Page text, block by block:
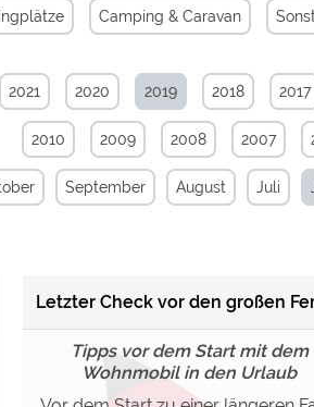
Camping & Caravan
2021 2020 2019 2018 2017
2010 2009 2008 2007
September August Juli
Letzter Check vor den großen
Tipps vor dem Start mit dem
Wohnmobil in den Urlaub
dringend erforderlich. Ohne diese Cookies
Medien
(Videos von Campingplätzen)
(Vorschau der Internetseiten von
Maps (Kartensuche, Anfahrt usw.)
Analytics